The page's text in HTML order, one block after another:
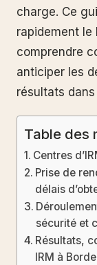
charge. Ce
rapidement le
comprendre
anticiper les
résultats
Table des
Centres
Prise de
délais
sécurité et
Résultats,
IRM à